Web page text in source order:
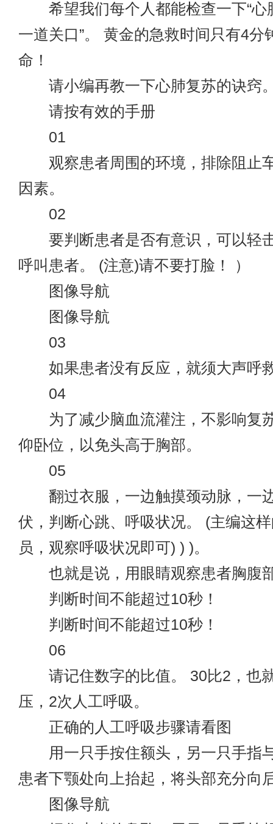
希望我们每个人都能检查一下“心
一道关口”。 黄金的急救时间只有4分
命！
请小编再教一下心肺复苏的诀窍
请按有效的手册
01
观察患者周围的环境，排除阻止
因素。
02
要判断患者是否有意识，可以轻
呼叫患者。 (注意)请不要打脸！ ）
图像导航
图像导航
03
如果患者没有反应，就须大声呼
04
为了减少脑血流灌注，不影响复
仰卧位，以免头高于胸部。
05
翻过衣服，一边触摸颈动脉，一
伏，判断心跳、呼吸状况。 (主编这
员，观察呼吸状况即可) ) )。
也就是说，用眼睛观察患者胸腹
判断时间不能超过10秒！
判断时间不能超过10秒！
06
请记住数字的比值。 30比2，也
压，2次人工呼吸。
正确的人工呼吸步骤请看图
用一只手按住额头，另一只手指
患者下颚处向上抬起，将头部充分向
图像导航